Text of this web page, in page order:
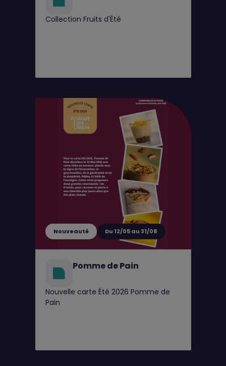
Collection Fruits d'Été
Nouveauté Du 12/05 au 31/08
Pomme de Pain
Nouvelle carte Été 2026 Pomme de
Pain